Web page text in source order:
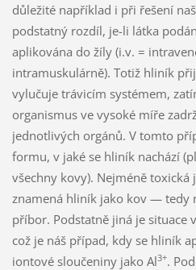
důležité například i při řešení
podstatný rozdíl, je-li látka
aplikována do žíly (i.v. =
intramuskulárně). Totiž hliník
vylučuje trávicím systémem,
organismus ve vysoké míře
jednotlivých orgánů. V tomto
formu, v jaké se hliník nachází
všechny kovy). Nejméně
znamená hliník jako kov — tedy
příbor. Podstatně jiná je situace
což je náš případ, kdy se hliník
iontové sloučeniny jako Al3+.